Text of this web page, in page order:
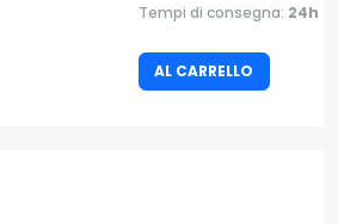
Tempi di consegna: 24h
AL CARRELLO